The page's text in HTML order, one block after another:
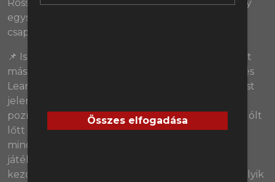
Összes elfogadása
Rossz egyéni teljesítmények? Balszerencse? Vagy
egyszerűen még mentálisan nem áll készen ez a
csapat a bajnoki címre?
📌 Ismét csatárkérdés van az Ágyúsoknál, de most
másképp. Jelenleg Gabriel Jesus, Eddie Nketiah és
Leandro Trossard is több mint kielégítő megoldást
jelent Mikel Arteta számára a középcsatár
pozíciójában, miközben Folarin Balogun már 18 gólt
lőtt a francia bajnokságban, és lassan 22 évesen
mindennél többre vágyik a rendszeres
játéklehetőségre a legmagasabb szinten. De mit
kezdjen ezzel az Arsenal? Be kell áldozni valamelyik